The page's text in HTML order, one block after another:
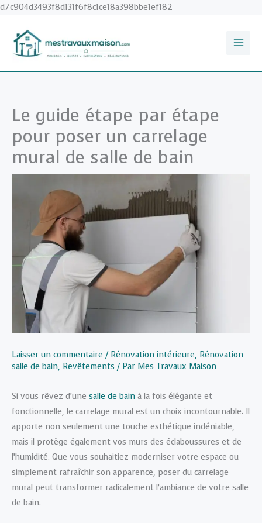
d7c904d3493f8d131f6f8c1ce18a398bbe1ef182
Le guide étape par étape
pour poser un carrelage
mural de salle de bain
Laisser un commentaire / Rénovation intérieure, Rénovation
salle de bain, Revêtements / Par Mes Travaux Maison
Si vous rêvez d’une salle de bain à la fois élégante et
fonctionnelle, le carrelage mural est un choix incontournable. Il
apporte non seulement une touche esthétique indéniable,
mais il protège également vos murs des éclaboussures et de
l’humidité. Que vous souhaitiez moderniser votre espace ou
simplement rafraîchir son apparence, poser du carrelage
mural peut transformer radicalement l’ambiance de votre salle
de bain.